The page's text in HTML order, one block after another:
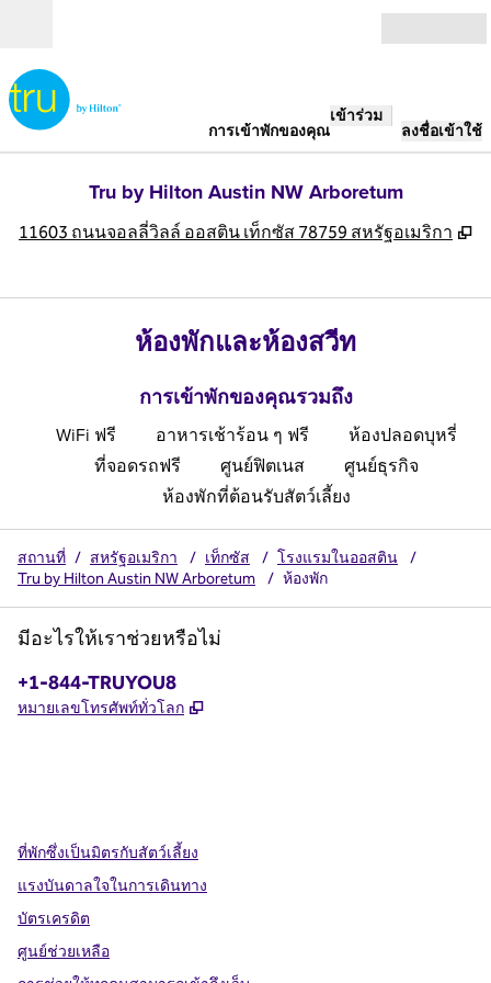
การเข้าพักของคุณ
เข้าร่วม
ลงชื่อเข้าใช้
Tru by Hilton Austin NW Arboretum
11603 ถนนจอลลี่วิลล์ ออสติน เท็กซัส 78759 สหรัฐอเมริกา ,
ห้องพักและห้องสวีท
การเข้าพักของคุณรวมถึง
WiFi ฟรี อาหารเช้าร้อน ๆ ฟรี
ห้องปลอดบุหรี่
ที่จอดรถฟรี
ศูนย์ฟิตเนส
ศูนย์ธุรกิจ
ห้องพักที่ต้อนรับสัตว์เลี้ยง
สถานที่ / สหรัฐอเมริกา / เท็กซัส / โรงแรมในออสติน
/
Tru by Hilton Austin NW Arboretum
/ ห้องพัก
มีอะไรให้เราช่วยหรือไม่
โทรศัพท์:
+1-844-TRUYOU8
หมายเลขโทรศัพท์ทั่วโลก ,
ที่พักซึ่งเป็นมิตรกับสัตว์เลี้ยง
แรงบันดาลใจในการเดินทาง
บัตรเครดิต
ศูนย์ช่วยเหลือ